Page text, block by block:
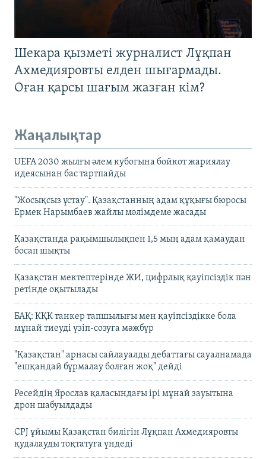
Шекара қызметі журналист Лұқпан
Ахмедияровты елден шығармады.
Оған қарсы шағым жазған кім?
Жаңалықтар
UEFA 2030 жылғы әлем кубогына бойкот жариялау
идеясынан бас тартпайды
"Жосықсыз ұстау". Қазақстанның адам құқығы бюросы
Ермек Нарымбаев жайлы мәлімдеме жасады
Қазақстанда рақымшылықпен 1,5 мың адам қамаудан
босап шықты
Қазақстан мектептерінде ЖИ, цифрлық қауіпсіздік пән
ретінде оқытылады
БАҚ: КҚК танкер тапшылығы мен қауіпсіздікке бола
мұнай тиеуді үзіп-созуға мәжбүр
"Қазақстан" арнасы сайлауалды дебаттағы сауалнамада
"ешқандай бұрмалау болған жоқ" дейді
Ресейдің Ярослав қаласындағы ірі мұнай зауытына
дрон шабуылдады
CPJ ұйымы Қазақстан билігін Лұқпан Ахмедияровты
қудалауды тоқтатуға үндеді